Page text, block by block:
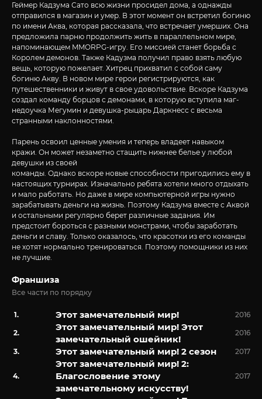
Геймер Кадзума Сато всю жизни просидел дома, а однажды
отправился в магазин и умер. В этот момент он встретил богиню
по имени Аква, которая рассказала, что встречает умерших. Она
предложила парню продолжить жить в параллельном мире,
напоминающем MMORPG-игру. Его миссией станет борьба с
Королем демонов. Также Кадузма получил право взять любую
вещь, которую пожелает. Хитрец прихватил с собой саму
богиню Акву. В новом мире герои регистрируются, как
путешественники и живут в свое удовольствие. Вскоре Кадзума
создал команду борцов с демонами, в которую вступила маг-
недоучка Мегумин и девушка-рыцарь Даркнесс с весьма
странными наклонностями.
Парень освоил ценные умения и теперь владеет навыком
кражи. Он может незаметно стащить нижнее белье у любой
девушки из своей
команды. Однако вскоре новые способности пригодились ему в
настоящих турнирах. Изначально ребята хотели много отдыхать
и мало работать. Но даже в мире компьютерной игры нужно
зарабатывать деньги на жизнь. Поэтому Кадзума вместе с Аквой
и остальными регулярно берет различные задания. Им
предстоит бороться с разными монстрами, чтобы заработать
деньги и славу. Только оказалось, что красотки из его команды
не хотят нормально тренироваться. Поэтому помощники из них
не лучшие.
Франшиза
Все части по порядку
Этот замечательный мир! 2016
Этот замечательный мир! Этот
замечательный ошейник!
2016
Этот замечательный мир! 2 сезон 2017
Этот замечательный мир! 2:
Благословение этому
замечательному искусству!
2017